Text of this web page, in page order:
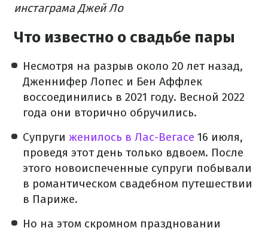
инстаграма Джей Ло
Что известно о свадьбе пары
Несмотря на разрыв около 20 лет назад,
Дженнифер Лопес и Бен Аффлек
воссоединились в 2021 году. Весной 2022
года они вторично обручились.
Супруги женилось в Лас-Вегасе 16 июля,
проведя этот день только вдвоем. После
этого новоиспеченные супруги побывали
в романтическом свадебном путешествии
в Париже.
Но на этом скромном праздновании